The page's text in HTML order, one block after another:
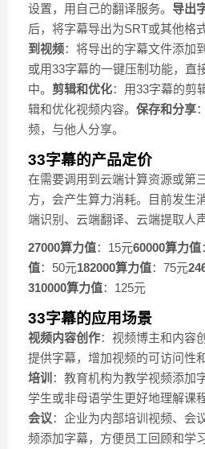
设置，用自己的翻译服务。 导出
后，将字幕导出为SRT或其他格
到视频：将导出的字幕文件添加
或用33字幕的一键压制功能，直
中。 剪辑和优化：用33字幕的剪
辑和优化视频内容。 保存和分享
频，与他人分享。
33字幕的产品定价
在需要调用到云端计算资源或第
方，会产生算力消耗。目前发生
端识别、云端翻译、云端提取人
27000算力值：15元60000算力值
值：50元182000算力值：75元
310000算力值：125元
33字幕的应用场景
视频内容创作：视频博主和内容
提供字幕，增加视频的可访问性
培训 ：教育机构为教学视频添加
学生或非母语学生更好地理解课
会议：企业为内部培训视频、会
频添加字幕，方便员工回顾和学习